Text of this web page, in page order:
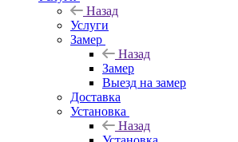
Назад
Услуги
Замер
Назад
Замер
Выезд на замер
Доставка
Установка
Назад